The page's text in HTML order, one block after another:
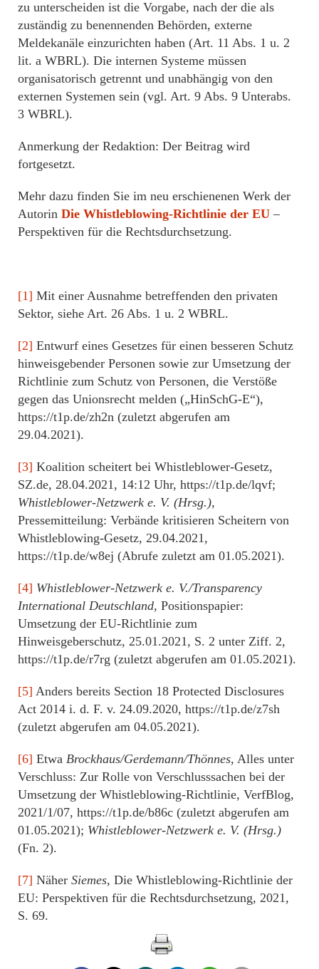
zu unterscheiden ist die Vorgabe, nach der die als
zuständig zu benennenden Behörden, externe
Meldekanäle einzurichten haben (Art. 11 Abs. 1 u. 2
lit. a WBRL). Die internen Systeme müssen
organisatorisch getrennt und unabhängig von den
externen Systemen sein (vgl. Art. 9 Abs. 9 Unterabs.
3 WBRL).
Anmerkung der Redaktion: Der Beitrag wird
fortgesetzt.
Mehr dazu finden Sie im neu erschienenen Werk der
Autorin Die Whistleblowing-Richtlinie der EU –
Perspektiven für die Rechtsdurchsetzung.
[1] Mit einer Ausnahme betreffenden den privaten
Sektor, siehe Art. 26 Abs. 1 u. 2 WBRL.
[2] Entwurf eines Gesetzes für einen besseren Schutz
hinweisgebender Personen sowie zur Umsetzung der
Richtlinie zum Schutz von Personen, die Verstöße
gegen das Unionsrecht melden („HinSchG-E“),
https://t1p.de/zh2n (zuletzt abgerufen am
29.04.2021).
[3] Koalition scheitert bei Whistleblower-Gesetz,
SZ.de, 28.04.2021, 14:12 Uhr, https://t1p.de/lqvf;
Whistleblower-Netzwerk e. V. (Hrsg.),
Pressemitteilung: Verbände kritisieren Scheitern von
Whistleblowing-Gesetz, 29.04.2021,
https://t1p.de/w8ej (Abrufe zuletzt am 01.05.2021).
[4] Whistleblower-Netzwerk e. V./Transparency
International Deutschland, Positionspapier:
Umsetzung der EU-Richtlinie zum
Hinweisgeberschutz, 25.01.2021, S. 2 unter Ziff. 2,
https://t1p.de/r7rg (zuletzt abgerufen am 01.05.2021).
[5] Anders bereits Section 18 Protected Disclosures
Act 2014 i. d. F. v. 24.09.2020, https://t1p.de/z7sh
(zuletzt abgerufen am 04.05.2021).
[6] Etwa Brockhaus/Gerdemann/Thönnes, Alles unter
Verschluss: Zur Rolle von Verschlusssachen bei der
Umsetzung der Whistleblowing-Richtlinie, VerfBlog,
2021/1/07, https://t1p.de/b86c (zuletzt abgerufen am
01.05.2021); Whistleblower-Netzwerk e. V. (Hrsg.)
(Fn. 2).
[7] Näher Siemes, Die Whistleblowing-Richtlinie der
EU: Perspektiven für die Rechtsdurchsetzung, 2021,
S. 69.